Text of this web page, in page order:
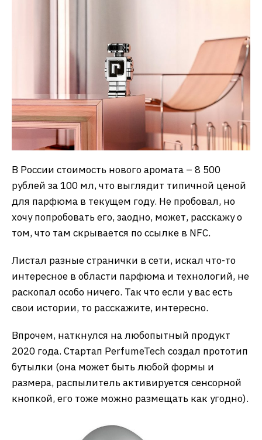
В России стоимость нового аромата – 8 500
рублей за 100 мл, что выглядит типичной ценой
для парфюма в текущем году. Не пробовал, но
хочу попробовать его, заодно, может, расскажу о
том, что там скрывается по ссылке в NFC.
Листал разные странички в сети, искал что-то
интересное в области парфюма и технологий, не
раскопал особо ничего. Так что если у вас есть
свои истории, то расскажите, интересно.
Впрочем, наткнулся на любопытный продукт
2020 года. Стартап PerfumeTech создал прототип
бутылки (она может быть любой формы и
размера, распылитель активируется сенсорной
кнопкой, его тоже можно размещать как угодно).